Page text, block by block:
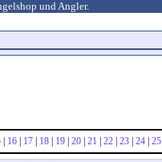
und Angler.
| 16 | 17 | 18 | 19 | 20 | 21 | 22 | 23 | 24 | 25